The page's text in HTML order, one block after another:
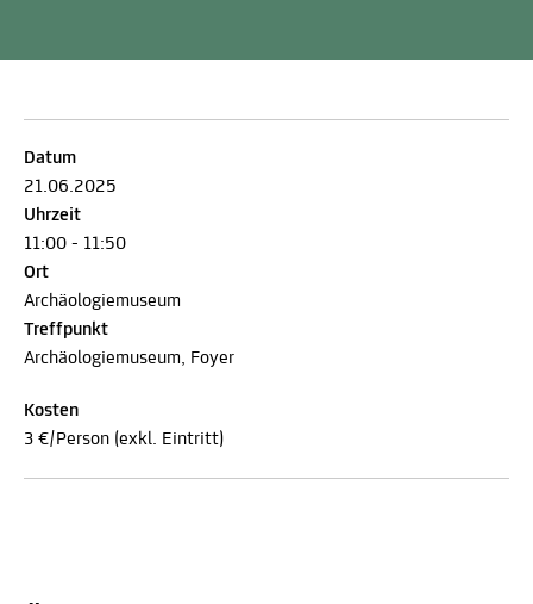
Datum
21.06.2025
Uhrzeit
11:00 - 11:50
Ort
Archäologiemuseum
Treffpunkt
Archäologiemuseum, Foyer
Kosten
3 €/Person (exkl. Eintritt)